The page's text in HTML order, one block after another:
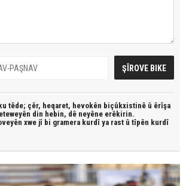
têde; çêr, heqaret, hevokên biçûkxistinê û êrîşa
din hebin, dê neyêne erêkirin.
xwe jî bi gramera kurdî ya rast û tîpên kurdî